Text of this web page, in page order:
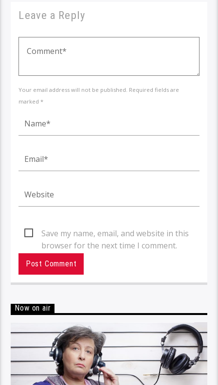
Leave a Reply
Your email address will not be published. Required fields are
marked *
Save my name, email, and website in this
browser for the next time I comment.
Now on air